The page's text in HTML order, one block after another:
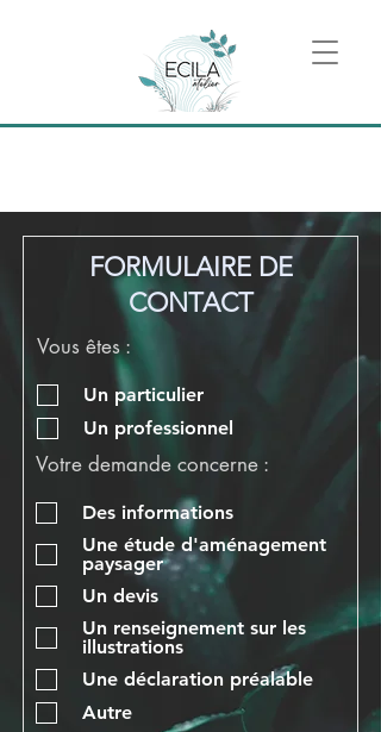
FORMULAIRE DE
CONTACT
Vous êtes :
Un particulier
Un professionnel
Votre demande concerne :
Des informations
Une étude d'aménagement
paysager
Un devis
Un renseignement sur les
illustrations
Une déclaration préalable
Autre